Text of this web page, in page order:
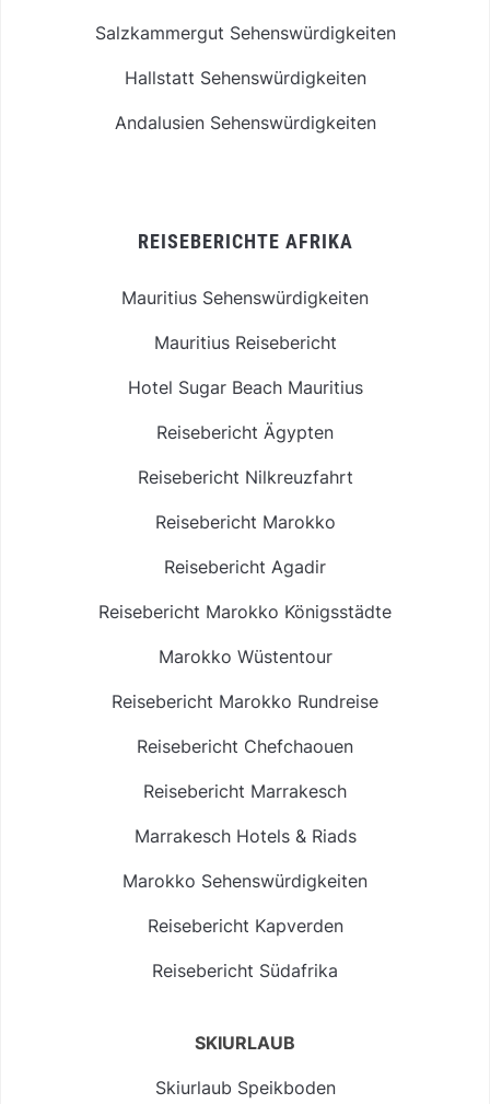
Salzkammergut Sehenswürdigkeiten
Hallstatt Sehenswürdigkeiten
Andalusien Sehenswürdigkeiten
REISEBERICHTE AFRIKA
Mauritius Sehenswürdigkeiten
Mauritius Reisebericht
Hotel Sugar Beach Mauritius
Reisebericht Ägypten
Reisebericht Nilkreuzfahrt
Reisebericht Marokko
Reisebericht Agadir
Reisebericht Marokko Königsstädte
Marokko Wüstentour
Reisebericht Marokko Rundreise
Reisebericht Chefchaouen
Reisebericht Marrakesch
Marrakesch Hotels & Riads
Marokko Sehenswürdigkeiten
Reisebericht Kapverden
Reisebericht Südafrika
SKIURLAUB
Skiurlaub Speikboden